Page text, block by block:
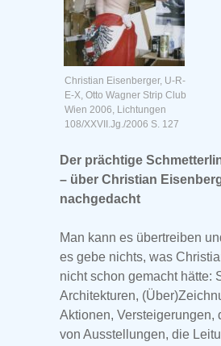
Christian Eisenberger, U-R-
E-X, Otto Wagner Strip Club
Wien 2006, Lichtungen
108/XXVII.Jg./2006 S. 127
Der prächtige
– über Christian
nachgedacht
Man kann es übertreiben
es gebe nichts, was
nicht schon gemacht hätte:
Architekturen,
Aktionen, Versteigerungen,
von Ausstellungen, die